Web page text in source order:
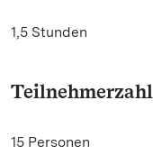
1,5 Stunden
Teilnehmerzahl
15 Personen